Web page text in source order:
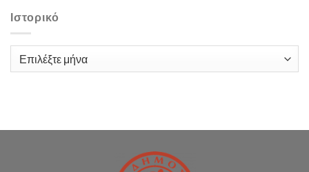
υποστήριξης
σύνταξη
καταστάσεων
κ.α.)
Ιστορικό
Ιστορικό